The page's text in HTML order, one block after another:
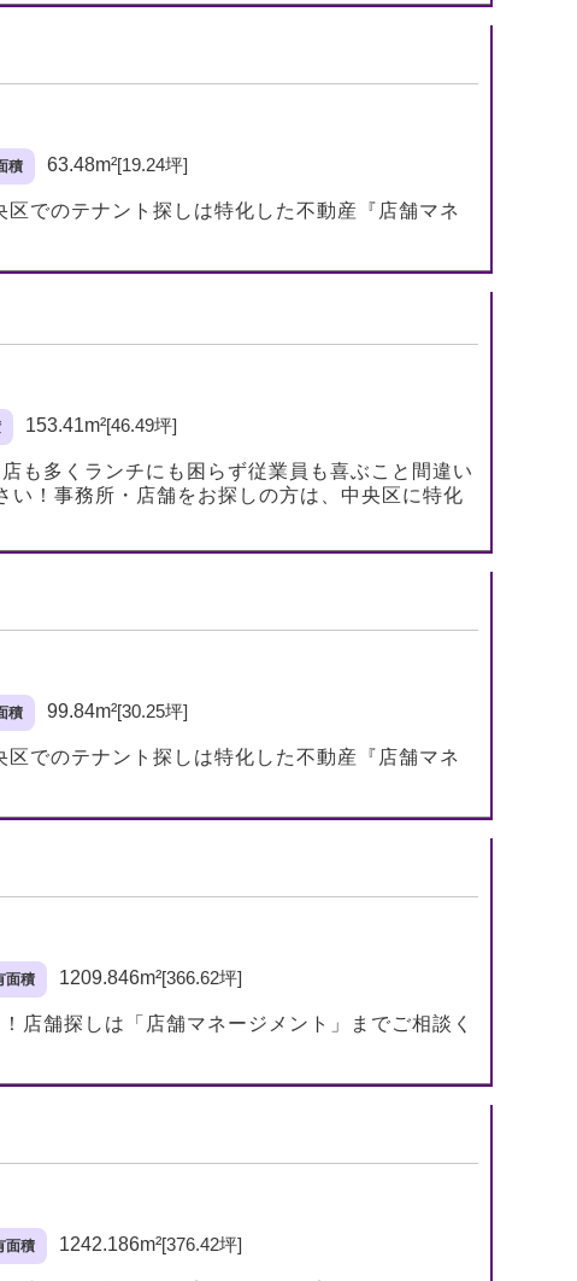
積 63.48m²[19.24坪]
でのテナント探しは特化した不動産『店舗マネ
153.41m²[46.49坪]
も多くランチにも困らず従業員も喜ぶこと間違い
！事務所・店舗をお探しの方は、中央区に特化
積 99.84m²[30.25坪]
でのテナント探しは特化した不動産『店舗マネ
面積 1209.846m²[366.62坪]
店舗探しは「店舗マネージメント」までご相談く
面積 1242.186m²[376.42坪]